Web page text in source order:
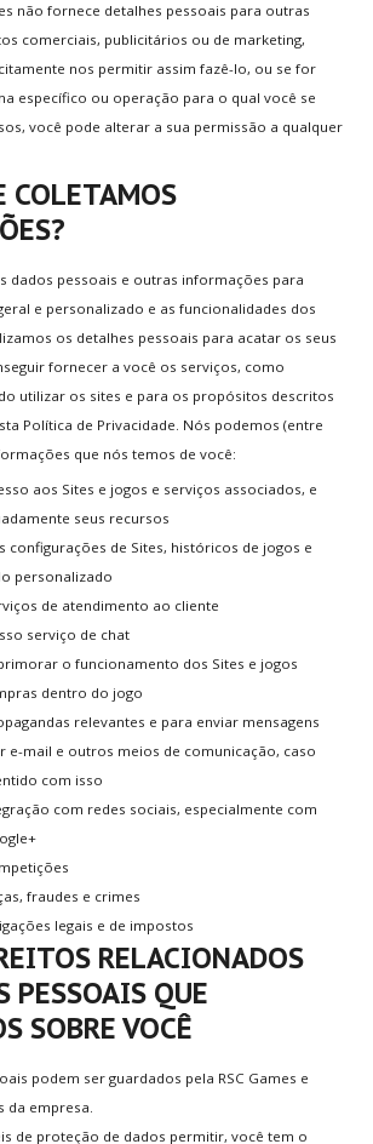
não fornece detalhes pessoais para outras
comerciais, publicitários ou de marketing,
nos permitir assim fazê-lo, ou se for
específico ou operação para o qual você se
você pode alterar a sua permissão a qualquer
COLETAMOS
dados pessoais e outras informações para
e personalizado e as funcionalidades dos
os detalhes pessoais para acatar os seus
fornecer a você os serviços, como
utilizar os sites e para os propósitos descritos
Política de Privacidade. Nós podemos (entre
que nós temos de você:
aos Sites e jogos e serviços associados, e
seus recursos
configurações de Sites, históricos de jogos e
personalizado
de atendimento ao cliente
serviço de chat
o funcionamento dos Sites e jogos
dentro do jogo
relevantes e para enviar mensagens
e-mail e outros meios de comunicação, caso
com isso
com redes sociais, especialmente com
fraudes e crimes
legais e de impostos
RELACIONADOS
PESSOAIS QUE
SOBRE VOCÊ
podem ser guardados pela RSC Games e
da empresa.
de proteção de dados permitir, você tem o